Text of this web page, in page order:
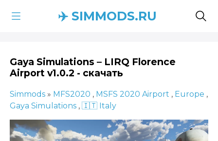
✈️ SIMMODS.RU
Gaya Simulations – LIRQ Florence
Airport v1.0.2 - скачать
Simmods » MFS2020 , MSFS 2020 Airport , Europe ,
Gaya Simulations , 🇮🇹 Italy